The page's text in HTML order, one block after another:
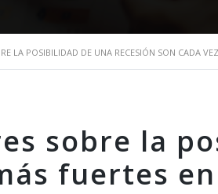
LA POSIBILIDAD DE UNA RECESIÓN SON CADA
sobre la
fuertes